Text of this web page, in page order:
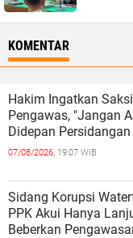
KOMENTAR
Hakim Ingatkan
Pengawas, "Jangan
Didepan Persidangan
07/08/2026, 19:07 WIB
Sidang Korupsi
PPK Akui Hanya
Beberkan